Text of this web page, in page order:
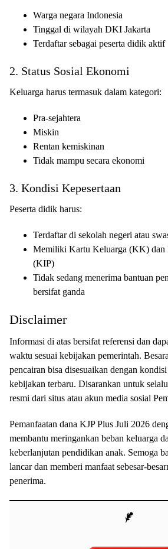
Warga negara Indonesia
Tinggal di wilayah DKI Jakarta
Terdaftar sebagai peserta didik aktif
2. Status Sosial Ekonomi
Keluarga harus termasuk dalam kategori:
Pra-sejahtera
Miskin
Rentan kemiskinan
Tidak mampu secara ekonomi
3. Kondisi Kepesertaan
Peserta didik harus:
Terdaftar di sekolah negeri atau
Memiliki Kartu Keluarga (KK) dan
(KIP)
Tidak sedang menerima bantuan
bersifat ganda
Disclaimer
Informasi di atas bersifat referensi dan
waktu sesuai kebijakan pemerintah.
pencairan bisa disesuaikan dengan
kebijakan terbaru. Disarankan untuk
resmi dari situs atau akun media sosial
Pemanfaatan dana KJP Plus Juli 2026
membantu meringankan beban keluarga
keberlanjutan pendidikan anak. Semoga
lancar dan memberi manfaat sebesar-
penerima.